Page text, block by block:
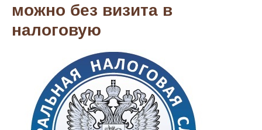
можно без визита в
налоговую